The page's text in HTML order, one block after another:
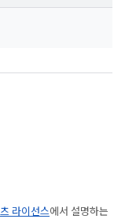
라이선스에서 설명하는